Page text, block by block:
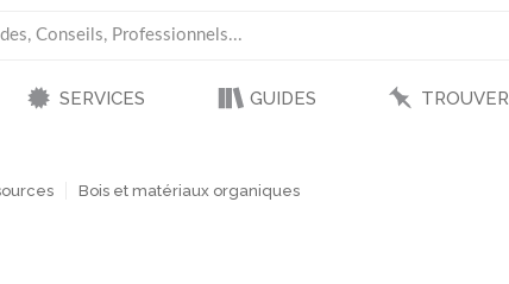
SERVICES GUIDES TROUVER
Bois et matériaux organiques